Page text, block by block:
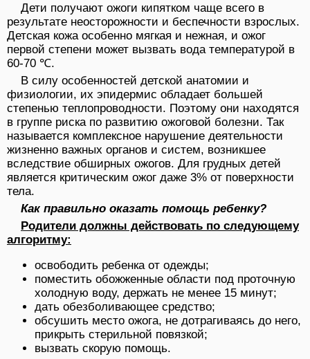
Дети получают ожоги кипятком чаще всего в
результате неосторожности и беспечности взрослых.
Детская кожа особенно мягкая и нежная, и ожог
первой степени может вызвать вода температурой в
60-70 ℃.
В силу особенностей детской анатомии и
физиологии, их эпидермис обладает большей
степенью теплопроводности. Поэтому они находятся
в группе риска по развитию ожоговой болезни. Так
называется комплексное нарушение деятельности
жизненно важных органов и систем, возникшее
вследствие обширных ожогов. Для грудных детей
является критическим ожог даже 3% от поверхности
тела.
Как правильно оказать помощь ребенку?
Родители должны действовать по следующему
алгоритму:
освободить ребенка от одежды;
поместить обожженные области под проточную
холодную воду, держать не менее 15 минут;
дать обезболивающее средство;
обсушить место ожога, не дотрагиваясь до него,
прикрыть стерильной повязкой;
вызвать скорую помощь.